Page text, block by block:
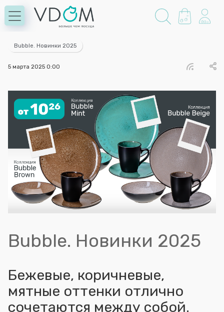
Bubble. Новинки 2025
5 марта 2025 0:00
Bubble. Новинки 2025
Бежевые, коричневые,
мятные оттенки отлично
сочетаются между собой.